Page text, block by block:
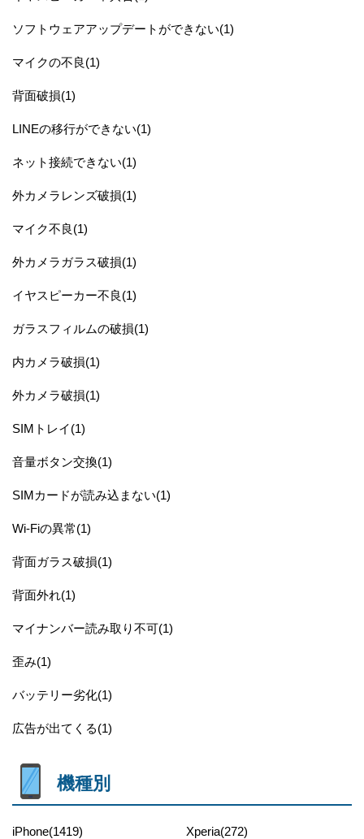
ソフトウェアアップデートができない(1)
マイクの不良(1)
背面破損(1)
LINEの移行ができない(1)
ネット接続できない(1)
外カメラレンズ破損(1)
マイク不良(1)
外カメラガラス破損(1)
イヤスピーカー不良(1)
ガラスフィルムの破損(1)
内カメラ破損(1)
外カメラ破損(1)
SIMトレイ(1)
音量ボタン交換(1)
SIMカードが読み込まない(1)
Wi-Fiの異常(1)
背面ガラス破損(1)
背面外れ(1)
マイナンバー読み取り不可(1)
歪み(1)
バッテリー劣化(1)
広告が出てくる(1)
機種別
iPhone(1419) Xperia(272)